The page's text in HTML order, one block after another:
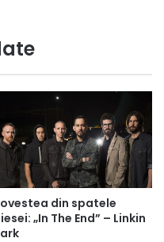
din spatele
„In The End” – Linkin